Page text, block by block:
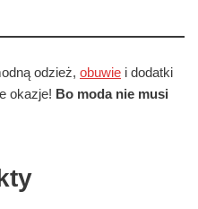
odzież, obuwie i dodatki
okazje! Bo moda nie musi